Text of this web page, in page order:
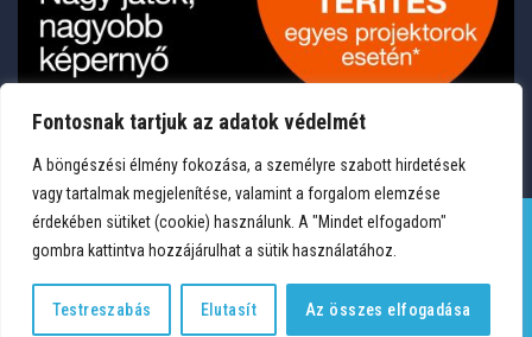
Fontosnak tartjuk az adatok védelmét
A böngészési élmény fokozása, a személyre szabott hirdetések
vagy tartalmak megjelenítése, valamint a forgalom elemzése
érdekében sütiket (cookie) használunk. A "Mindet elfogadom"
gombra kattintva hozzájárulhat a sütik használatához.
Testreszabás Elutasít Az összes elfogadása
Copyright 2026 © Medium Hungary Kft. Minden jog fenntartva.